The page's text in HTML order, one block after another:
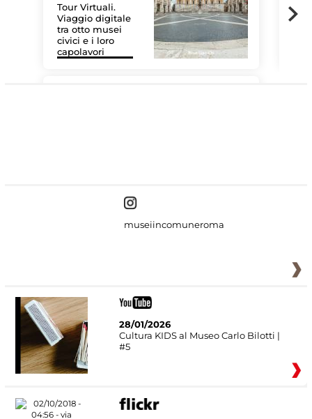
Tour Virtuali.
Viaggio digitale
tra otto musei
civici e i loro
capolavori
museiincomuneroma
28/01/2026
Cultura KIDS al Museo Carlo Bilotti |
#5